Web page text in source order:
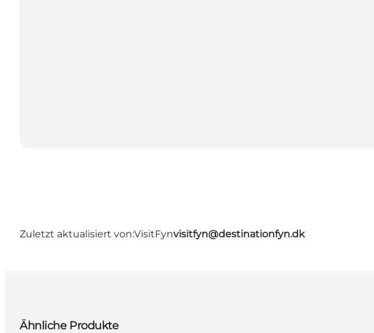
Zuletzt aktualisiert von:VisitFynvisitfyn@destinationfyn.dk
Ähnliche Produkte